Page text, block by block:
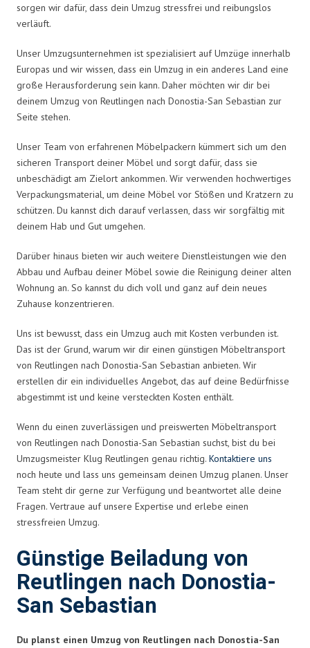
sorgen wir dafür, dass dein Umzug stressfrei und reibungslos
verläuft.
Unser Umzugsunternehmen ist spezialisiert auf Umzüge innerhalb
Europas und wir wissen, dass ein Umzug in ein anderes Land eine
große Herausforderung sein kann. Daher möchten wir dir bei
deinem Umzug von Reutlingen nach Donostia-San Sebastian zur
Seite stehen.
Unser Team von erfahrenen Möbelpackern kümmert sich um den
sicheren Transport deiner Möbel und sorgt dafür, dass sie
unbeschädigt am Zielort ankommen. Wir verwenden hochwertiges
Verpackungsmaterial, um deine Möbel vor Stößen und Kratzern zu
schützen. Du kannst dich darauf verlassen, dass wir sorgfältig mit
deinem Hab und Gut umgehen.
Darüber hinaus bieten wir auch weitere Dienstleistungen wie den
Abbau und Aufbau deiner Möbel sowie die Reinigung deiner alten
Wohnung an. So kannst du dich voll und ganz auf dein neues
Zuhause konzentrieren.
Uns ist bewusst, dass ein Umzug auch mit Kosten verbunden ist.
Das ist der Grund, warum wir dir einen günstigen Möbeltransport
von Reutlingen nach Donostia-San Sebastian anbieten. Wir
erstellen dir ein individuelles Angebot, das auf deine Bedürfnisse
abgestimmt ist und keine versteckten Kosten enthält.
Wenn du einen zuverlässigen und preiswerten Möbeltransport
von Reutlingen nach Donostia-San Sebastian suchst, bist du bei
Umzugsmeister Klug Reutlingen genau richtig. Kontaktiere uns
noch heute und lass uns gemeinsam deinen Umzug planen. Unser
Team steht dir gerne zur Verfügung und beantwortet alle deine
Fragen. Vertraue auf unsere Expertise und erlebe einen
stressfreien Umzug.
Günstige Beiladung von
Reutlingen nach Donostia-
San Sebastian
Du planst einen Umzug von Reutlingen nach Donostia-San